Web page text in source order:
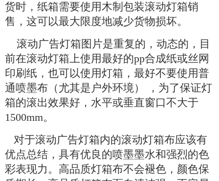
货时，纸箱需要使用木制包装滚动灯箱销
售，这可以最大限度地减少货物损坏。
滚动广告灯箱图片是重复的，动态的，目
前在滚动灯箱上使用最好的pp合成纸或丝网
印刷纸，也可以使用灯箱，最好不要使用普
通喷墨布（尤其是户外环境） ，为了保证灯
箱的滚出效果好，水平或垂直窗口不大于
1500mm。
对于滚动广告灯箱内的滚动灯箱布应该有
优点总结，具有优良的喷墨墨水和强烈的色
彩表现力。高品质灯箱布不会褪色，颜色保